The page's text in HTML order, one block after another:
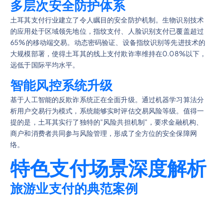
多层次安全防护体系
土耳其支付行业建立了令人瞩目的安全防护机制。生物识别技术
的应用处于区域领先地位，指纹支付、人脸识别支付已覆盖超过
65%的移动端交易。动态密码验证、设备指纹识别等先进技术的
大规模部署，使得土耳其的线上支付欺诈率维持在0.08%以下，
远低于国际平均水平。
智能风控系统升级
基于人工智能的反欺诈系统正在全面升级。通过机器学习算法分
析用户交易行为模式，系统能够实时评估交易风险等级。值得一
提的是，土耳其实行了独特的"风险共担机制"，要求金融机构、
商户和消费者共同参与风险管理，形成了全方位的安全保障网
络。
特色支付场景深度解析
旅游业支付的典范案例